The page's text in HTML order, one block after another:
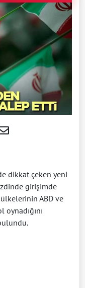
dikkat çeken yeni
girişimde
ABD ve
oynadığını